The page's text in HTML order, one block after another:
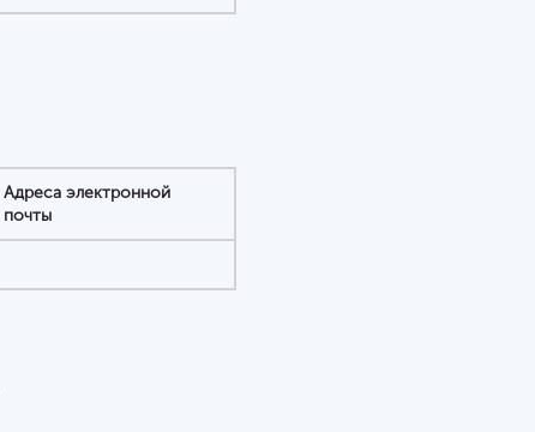
Адреса электронной
почты